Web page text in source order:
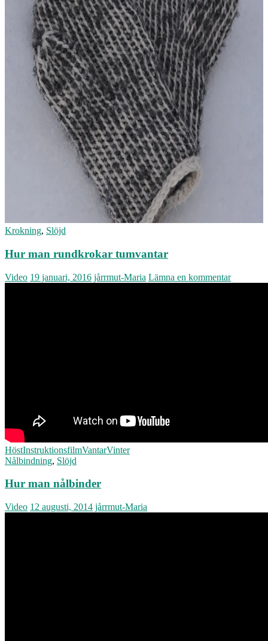
Krokning, Slöjd
Hur man rundkrokar tumvantar
Video 19 januari, 2016 jårrmut-Maria Lämna en kommentar
HöstInstruktionsfilmVantarVinter
Nålbindning, Slöjd
Hur man nålbinder
Video 12 augusti, 2014 jårrmut-Maria